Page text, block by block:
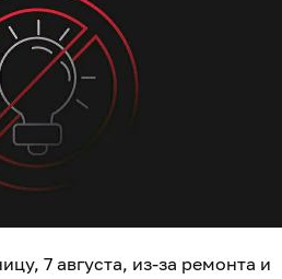
7 августа, из-за ремонта и